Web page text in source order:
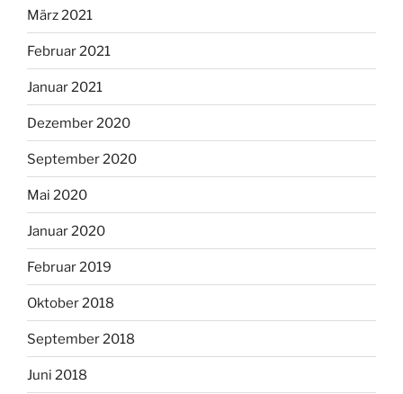
März 2021
Februar 2021
Januar 2021
Dezember 2020
September 2020
Mai 2020
Januar 2020
Februar 2019
Oktober 2018
September 2018
Juni 2018